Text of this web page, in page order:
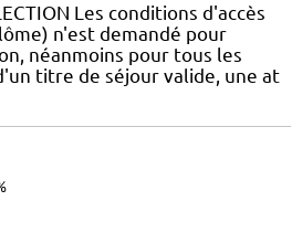
Les conditions d'accès
n'est demandé pour
néanmoins pour tous les
titre de séjour valide, une at